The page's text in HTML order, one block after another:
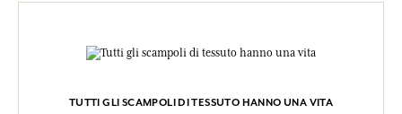
TUTTI GLI SCAMPOLI DI TESSUTO HANNO UNA VITA